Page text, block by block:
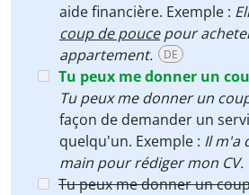
aide financière. Exemple :
coup de poucepour
appartement.
DE
Tu peux me donner un
Tu peux me donner un
façon de demander un
quelqu'un. Exemple : Il m'a
main pour rédiger mon CV.
Tu peux me donner un